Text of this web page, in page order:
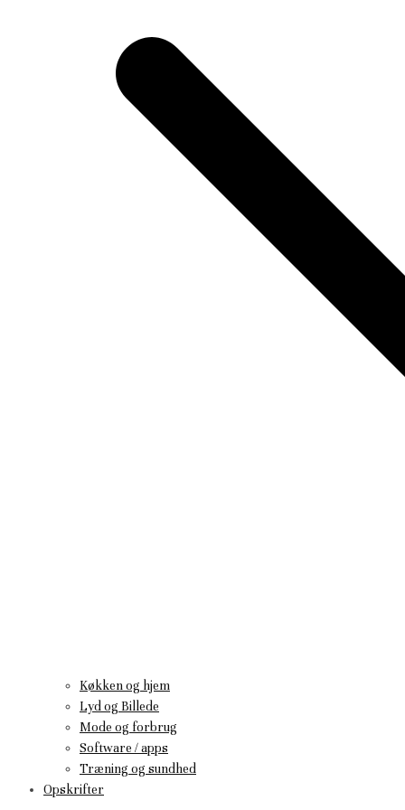
Køkken og hjem
Lyd og Billede
Mode og forbrug
Software / apps
Træning og sundhed
Opskrifter